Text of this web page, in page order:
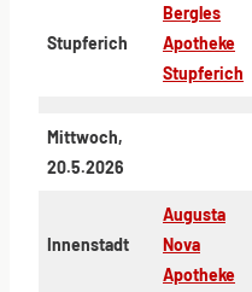
Stupferich
Bergles
Apotheke
Stupferich
Mittwoch,
20.5.2026
Innenstadt
Augusta
Nova
Apotheke